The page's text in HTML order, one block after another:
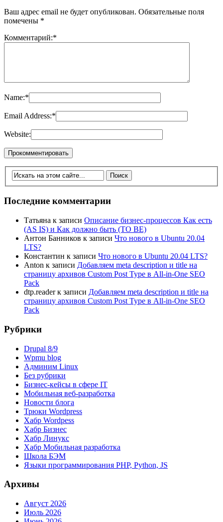
Ваш адрес email не будет опубликован. Обязательные поля
помечены *
Комментарий:*
Name:*
Email Address:*
Website:
Последние комментарии
Татьяна к записи Описание бизнес-процессов Как есть
(AS IS) и Как должно быть (TO BE)
Антон Банников к записи Что нового в Ubuntu 20.04
LTS?
Константин к записи Что нового в Ubuntu 20.04 LTS?
Anton к записи Добавляем meta description и title на
страницу архивов Custom Post Type в All-in-One SEO
Pack
dtp.readerк записи Добавляем meta description и title на
страницу архивов Custom Post Type в All-in-One SEO
Pack
Рубрики
Drupal 8/9
Wpmu blog
Админим Linux
Без рубрики
Бизнес-кейсы в сфере IT
Мобильная веб-разработка
Новости блога
Трюки Wordpress
Хабр Wordpess
Хабр Бизнес
Хабр Линукс
Хабр Мобильная разработка
Школа БЭМ
Языки программирования PHP, Python, JS
Архивы
Август 2026
Июль 2026